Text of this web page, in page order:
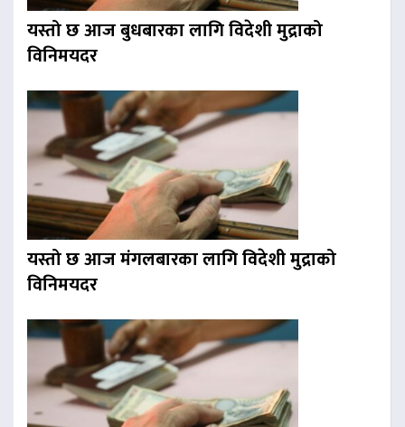
यस्तो छ आज बुधबारका लागि विदेशी मुद्राको
विनिमयदर
यस्तो छ आज मंगलबारका लागि विदेशी मुद्राको
विनिमयदर